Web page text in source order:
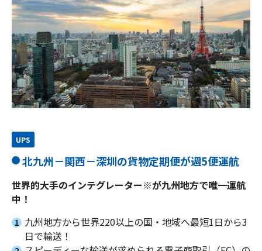
UPS
北九州－関西－深圳の貨物定期便が週5便運航
世界的大手のインテグレーター※が九州地方で唯一運航
中！
1 九州地方から世界220以上の国・地域へ最短1日から3
日で輸送！